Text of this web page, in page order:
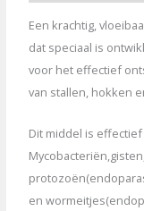
Een krachtig,
dat speciaal is
voor het effectief
van stallen, hokken
Dit middel is
en